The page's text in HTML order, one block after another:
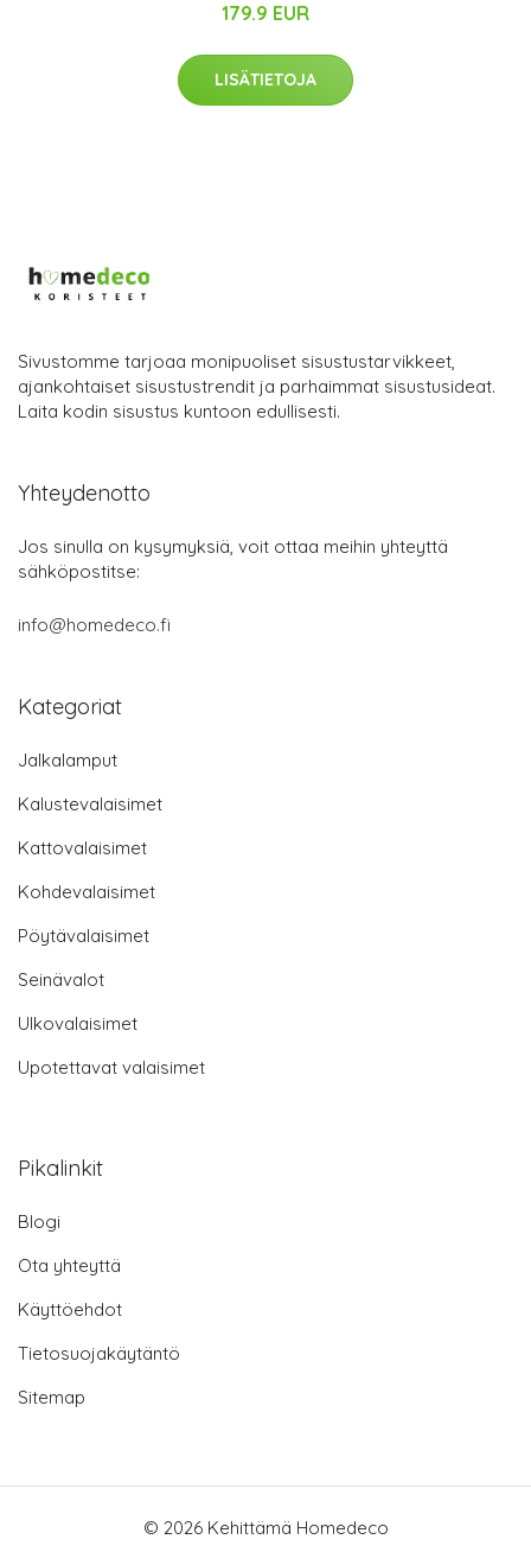
179.9 EUR
LISÄTIETOJA
Sivustomme tarjoaa monipuoliset sisustustarvikkeet,
ajankohtaiset sisustustrendit ja parhaimmat sisustusideat.
Laita kodin sisustus kuntoon edullisesti.
Yhteydenotto
Jos sinulla on kysymyksiä, voit ottaa meihin yhteyttä
sähköpostitse:
info@homedeco.fi
Kategoriat
Jalkalamput
Kalustevalaisimet
Kattovalaisimet
Kohdevalaisimet
Pöytävalaisimet
Seinävalot
Ulkovalaisimet
Upotettavat valaisimet
Pikalinkit
Blogi
Ota yhteyttä
Käyttöehdot
Tietosuojakäytäntö
Sitemap
© 2026 Kehittämä Homedeco